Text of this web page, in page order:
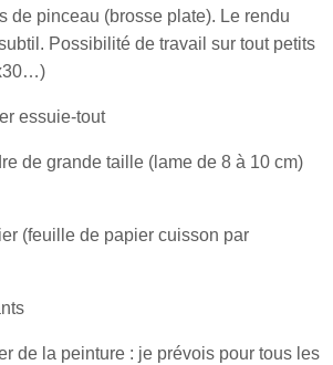
de pinceau (brosse plate). Le rendu
Possibilité de travail sur tout petits
essuie-tout
de grande taille (lame de 8 à 10 cm)
(feuille de papier cuisson par
de la peinture : je prévois pour tous les